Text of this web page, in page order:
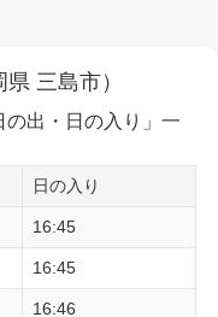
三島市）
出・日の入り」一
日の入り
16:45
16:45
16:46